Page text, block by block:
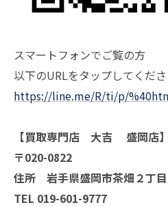
スマートフォンでご覧の方
以下のURLをタップしてくださ
https://line.me/R/ti/p/
【買取専門店 大吉 盛岡店】
〒020-0822
住所 岩手県盛岡市茶畑２丁
TEL 019-601-9777